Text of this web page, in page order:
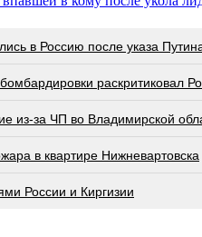
в Россию после указа
раскритиковал
из-за ЧП во Владимирской
в квартире Нижневартовска
России и Киргизии